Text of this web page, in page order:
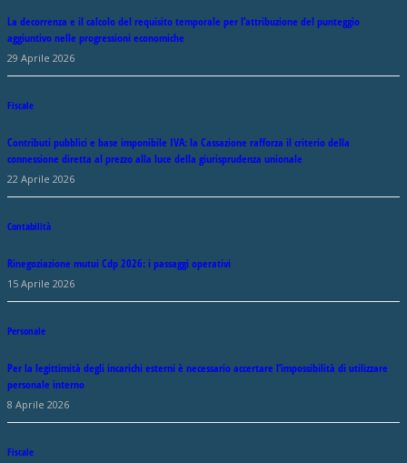
La decorrenza e il calcolo del requisito temporale per l’attribuzione del punteggio
aggiuntivo nelle progressioni economiche
29 Aprile 2026
Fiscale
Contributi pubblici e base imponibile IVA: la Cassazione rafforza il criterio della
connessione diretta al prezzo alla luce della giurisprudenza unionale
22 Aprile 2026
Contabilità
Rinegoziazione mutui Cdp 2026: i passaggi operativi
15 Aprile 2026
Personale
Per la legittimità degli incarichi esterni è necessario accertare l’impossibilità di utilizzare
personale interno
8 Aprile 2026
Fiscale